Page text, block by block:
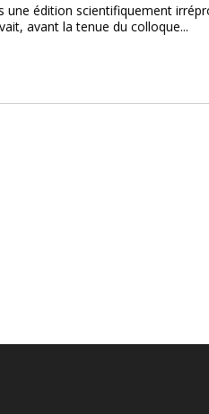
une édition scientifiquement
avant la tenue du colloque...